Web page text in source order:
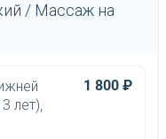
/ Массаж на
лет),
1 800 ₽